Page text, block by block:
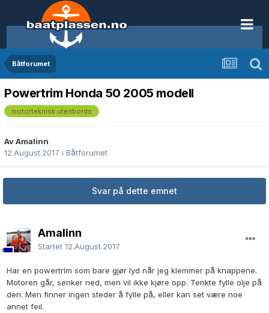
Båtforumet
Powertrim Honda 50 2005 modell
motorteknisk utenbords
Av Amalinn
12.August.2017 i Båtforumet
Svar på dette emnet
Amalinn
Startet 12.August.2017
Har en powertrim som bare gjør lyd når jeg klemmer på knappene.
Motoren går, senker ned, men vil ikke kjøre opp. Tenkte fylle olje på
den. Men finner ingen steder å fylle på, eller kan set være noe
annet feil.